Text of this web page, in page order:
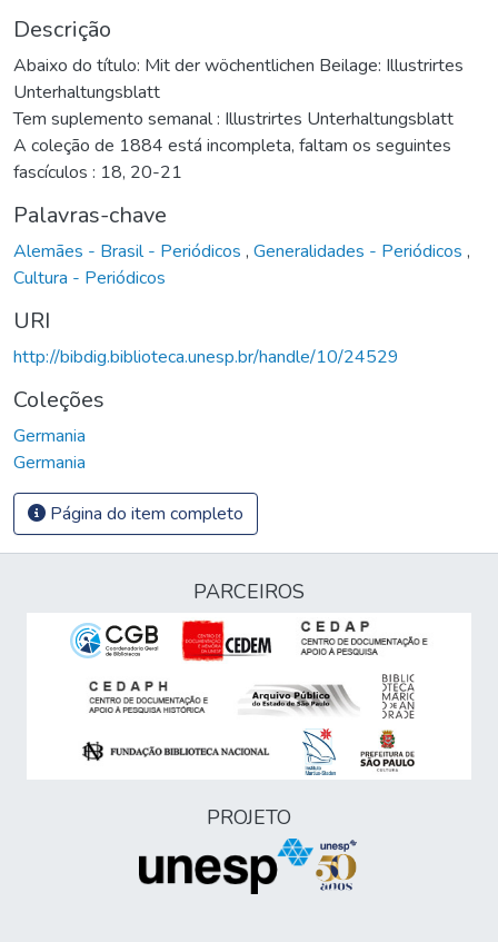
Descrição
Abaixo do título: Mit der wöchentlichen Beilage: Illustrirtes
Unterhaltungsblatt
Tem suplemento semanal : Illustrirtes Unterhaltungsblatt
A coleção de 1884 está incompleta, faltam os seguintes
fascículos : 18, 20-21
Palavras-chave
Alemães - Brasil - Periódicos , Generalidades - Periódicos ,
Cultura - Periódicos
URI
http://bibdig.biblioteca.unesp.br/handle/10/24529
Coleções
Germania
Germania
Página do item completo
PARCEIROS
PROJETO